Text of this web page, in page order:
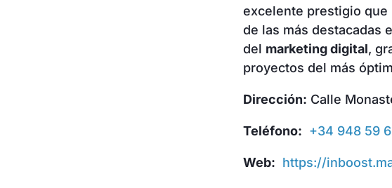
excelente prestigio que
de las más destacadas
del marketing digital,
proyectos del más
Dirección: Calle
Teléfono: +34 948 59
Web: https://